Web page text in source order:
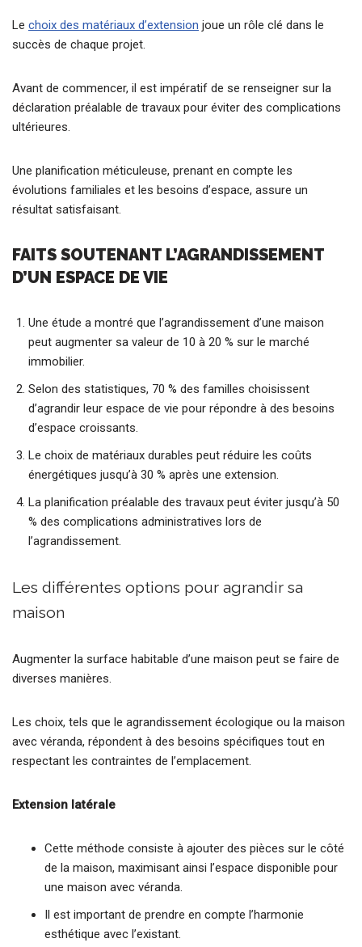
Le choix des matériaux d’extension joue un rôle clé dans le
succès de chaque projet.
Avant de commencer, il est impératif de se renseigner sur la
déclaration préalable de travaux pour éviter des complications
ultérieures.
Une planification méticuleuse, prenant en compte les
évolutions familiales et les besoins d’espace, assure un
résultat satisfaisant.
FAITS SOUTENANT L’AGRANDISSEMENT
D’UN ESPACE DE VIE
Une étude a montré que l’agrandissement d’une maison
peut augmenter sa valeur de 10 à 20 % sur le marché
immobilier.
Selon des statistiques, 70 % des familles choisissent
d’agrandir leur espace de vie pour répondre à des besoins
d’espace croissants.
Le choix de matériaux durables peut réduire les coûts
énergétiques jusqu’à 30 % après une extension.
La planification préalable des travaux peut éviter jusqu’à 50
% des complications administratives lors de
l’agrandissement.
Les différentes options pour agrandir sa
maison
Augmenter la surface habitable d’une maison peut se faire de
diverses manières.
Les choix, tels que le agrandissement écologique ou la maison
avec véranda, répondent à des besoins spécifiques tout en
respectant les contraintes de l’emplacement.
Extension latérale
Cette méthode consiste à ajouter des pièces sur le côté
de la maison, maximisant ainsi l’espace disponible pour
une maison avec véranda.
Il est important de prendre en compte l’harmonie
esthétique avec l’existant.